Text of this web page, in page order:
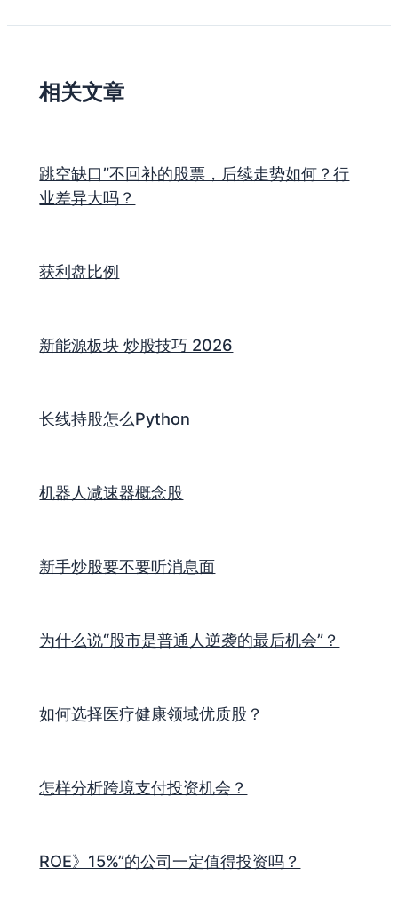
相关文章
跳空缺口”不回补的股票，后续走势如何？行
业差异大吗？
获利盘比例
新能源板块 炒股技巧 2026
长线持股怎么Python
机器人减速器概念股
新手炒股要不要听消息面
为什么说“股市是普通人逆袭的最后机会”？
如何选择医疗健康领域优质股？
怎样分析跨境支付投资机会？
ROE》15%”的公司一定值得投资吗？